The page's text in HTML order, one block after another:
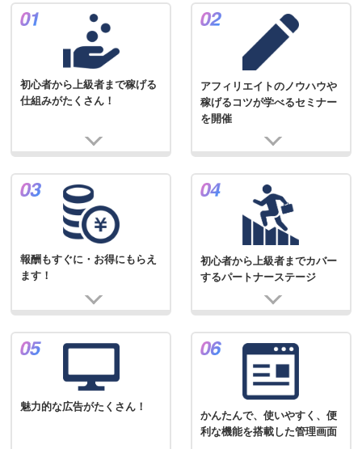
初心者から上級者まで稼げる
仕組みがたくさん！
アフィリエイトのノウハウや
稼げるコツが学べるセミナー
を開催
報酬もすぐに・お得にもらえ
ます！
初心者から上級者までカバー
するパートナーステージ
魅力的な広告がたくさん！
かんたんで、使いやすく、便
利な機能を搭載した管理画面